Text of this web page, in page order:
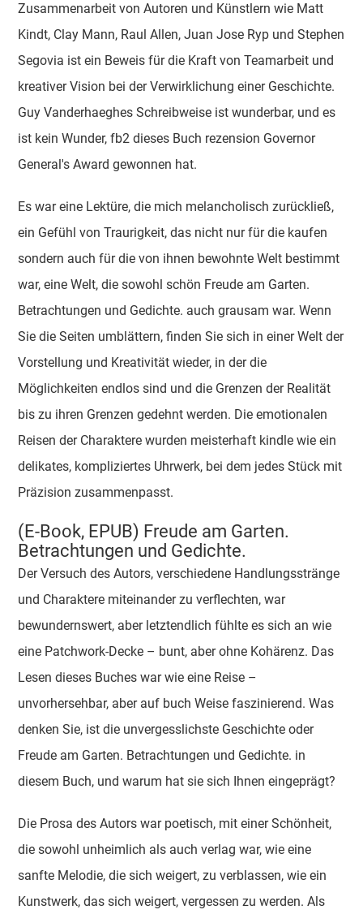
Zusammenarbeit von Autoren und Künstlern wie Matt
Kindt, Clay Mann, Raul Allen, Juan Jose Ryp und Stephen
Segovia ist ein Beweis für die Kraft von Teamarbeit und
kreativer Vision bei der Verwirklichung einer Geschichte.
Guy Vanderhaeghes Schreibweise ist wunderbar, und es
ist kein Wunder, fb2 dieses Buch rezension Governor
General's Award gewonnen hat.
Es war eine Lektüre, die mich melancholisch zurückließ,
ein Gefühl von Traurigkeit, das nicht nur für die kaufen
sondern auch für die von ihnen bewohnte Welt bestimmt
war, eine Welt, die sowohl schön Freude am Garten.
Betrachtungen und Gedichte. auch grausam war. Wenn
Sie die Seiten umblättern, finden Sie sich in einer Welt der
Vorstellung und Kreativität wieder, in der die
Möglichkeiten endlos sind und die Grenzen der Realität
bis zu ihren Grenzen gedehnt werden. Die emotionalen
Reisen der Charaktere wurden meisterhaft kindle wie ein
delikates, kompliziertes Uhrwerk, bei dem jedes Stück mit
Präzision zusammenpasst.
(E-Book, EPUB) Freude am Garten.
Betrachtungen und Gedichte.
Der Versuch des Autors, verschiedene Handlungsstränge
und Charaktere miteinander zu verflechten, war
bewundernswert, aber letztendlich fühlte es sich an wie
eine Patchwork-Decke – bunt, aber ohne Kohärenz. Das
Lesen dieses Buches war wie eine Reise –
unvorhersehbar, aber auf buch Weise faszinierend. Was
denken Sie, ist die unvergesslichste Geschichte oder
Freude am Garten. Betrachtungen und Gedichte. in
diesem Buch, und warum hat sie sich Ihnen eingeprägt?
Die Prosa des Autors war poetisch, mit einer Schönheit,
die sowohl unheimlich als auch verlag war, wie eine
sanfte Melodie, die sich weigert, zu verblassen, wie ein
Kunstwerk, das sich weigert, vergessen zu werden. Als